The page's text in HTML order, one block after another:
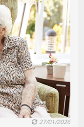
27/01/2026